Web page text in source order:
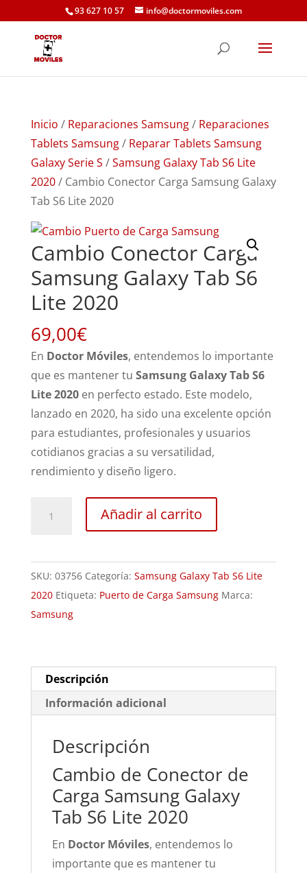
93 627 10 57 info@doctormoviles.com
Inicio / Reparaciones Samsung/ Reparaciones
Tablets Samsung/ Reparar Tablets Samsung
Galaxy Serie S /Samsung Galaxy Tab S6 Lite
2020/ Cambio Conector Carga Samsung Galaxy
Tab S6 Lite 2020
Cambio Conector Carga
Samsung Galaxy Tab S6
Lite 2020
69,00€
En Doctor Móviles, entendemos lo importante
que es mantener tu Samsung Galaxy Tab S6
Lite 2020en perfecto estado. Este modelo,
lanzado en 2020, ha sido una excelente opción
para estudiantes, profesionales y usuarios
cotidianos gracias a su versatilidad,
rendimiento y diseño ligero.
Samsung
Galaxy
Tab
S6
cantidad
Añadir al carrito
SKU: 03756 Categoría: Samsung Galaxy Tab S6 Lite
2020 Etiqueta: Puerto de Carga Samsung Marca:
Samsung
Descripción
Información adicional
Descripción
Cambio de Conector de
Carga Samsung Galaxy
Tab S6 Lite 2020
En Doctor Móviles, entendemos lo
importante que es mantener tu